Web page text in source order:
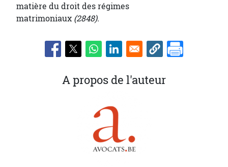
matière du droit des régimes
matrimoniaux (2848).
A propos de l'auteur